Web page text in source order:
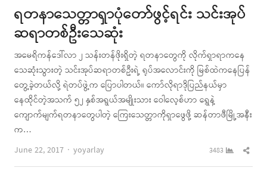
ရတနာသေတ္တာရှာပုံတော်ဖွင့်ရင်း သင်းအုပ်
ဆရာတစ်ဦးသေဆုံး
အမေရိကန်ဒေါ်လာ ၂ သန်းတန်ဖိုးရှိတဲ့ ရတနာတွေကို လိုက်ရှာရာကနေ
သေဆုံးသွားတဲ့ သင်းအုပ်ဆရာတစ်ဦးရဲ့ ရုပ်အလောင်းကို မြစ်ထဲကနေပြန်
တွေ့ခဲ့တယ်လို့ ရဲတပ်ဖွဲ့က ပြောပါတယ်။ ကော်လိုရာဒိုပြည်နယ်မှာ
နေထိုင်တဲ့အသက် ၅၂ နှစ်အရွယ်အမျိုးသား ဝေါလေ့စ်ဟာ ရွှေနဲ့
ကျောက်မျက်ရတနာတွေပါတဲ့ ကြေးသေတ္တာကိုရှာဖွေဖို့ ဆန်တာဖီမြို့အနီး
က…
June 22, 2017
Author
yoyarlay 3483